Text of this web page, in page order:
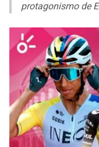
COPA SUDAMERICANA
LIGA BETPLAY
OTRAS LIGAS
BROWNS
STEELERS
TEXANS
COLTS
HAWKS
HORNETS
HEAT
MAGIC
protagonismo de